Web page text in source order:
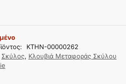
KTHN-00000262
Σκύλος, Κλουβιά Μεταφοράς Σκύλου